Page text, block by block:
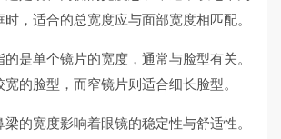
，适合的总宽度应与面部宽度相匹配。
是单个镜片的宽度，通常与脸型有关。
的脸型，而窄镜片则适合细长脸型。
的宽度影响着眼镜的稳定性与舒适性。